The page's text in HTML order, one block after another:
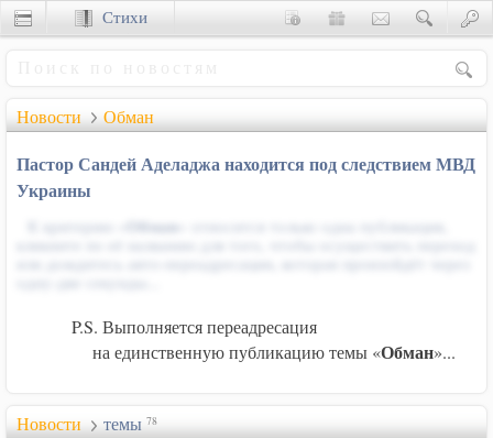
Новости Обман
Пастор Сандей Аделаджа находится под следствием МВД
Украины
Обман
P.S. Выполняется переадресация
на единственную публикацию темы «Обман»...
Новости темы 78
Стихи